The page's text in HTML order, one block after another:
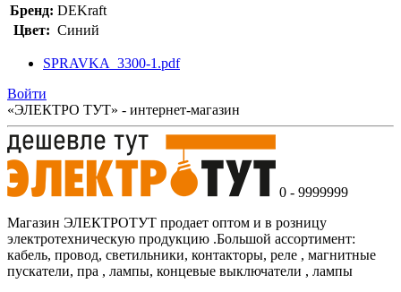
Бренд: DEKraft
Цвет: Синий
SPRAVKA_3300-1.pdf
Войти
«ЭЛЕКТРО ТУТ» - интернет-магазин
0 - 9999999
Магазин ЭЛЕКТРОТУТ продает оптом и в розницу
электротехническую продукцию .Большой ассортимент:
кабель, провод, светильники, контакторы, реле , магнитные
пускатели, пра , лампы, концевые выключатели , лампы